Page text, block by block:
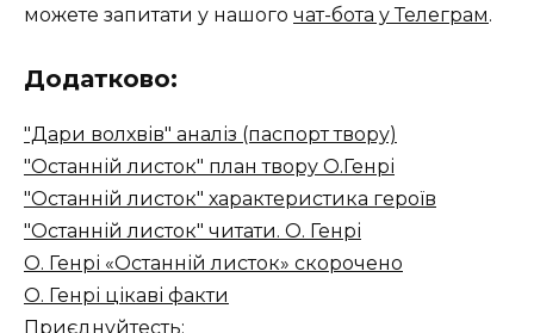
можете запитати у нашого чат-бота у Телеграм.
Додатково:
"Дари волхвів" аналіз (паспорт твору)
"Останній листок" план твору О.Генрі
"Останній листок" характеристика героїв
"Останній листок" читати. О. Генрі
О. Генрі «Останній листок» скорочено
О. Генрі цікаві факти
Приєднуйтесть: